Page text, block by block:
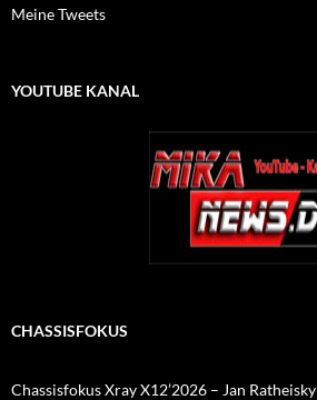
Meine Tweets
YOUTUBE KANAL
CHASSISFOKUS
Chassisfokus Xray X12’2026 – Jan Ratheisky